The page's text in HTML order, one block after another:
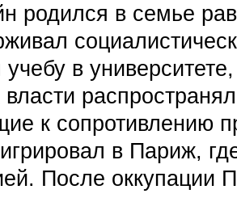
родился в семье
учебу в
власти
к сопротивлению
в Париж,
После оккупации